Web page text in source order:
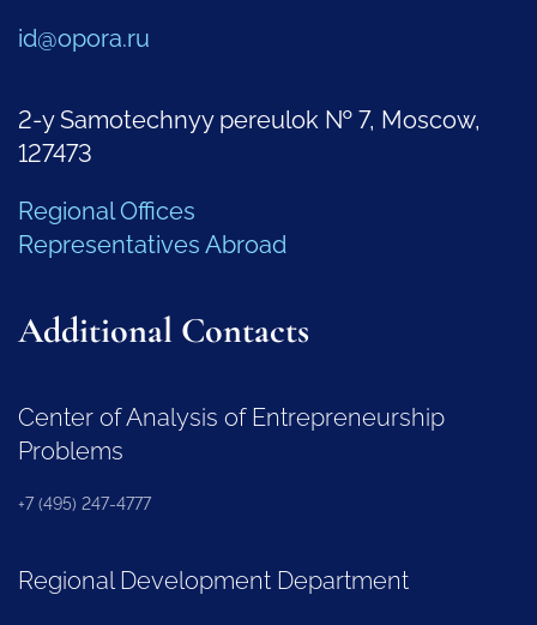
id@opora.ru
2-y Samotechnyy pereulok № 7, Moscow,
127473
Regional Offices
Representatives Abroad
Additional Contacts
Center of Analysis of Entrepreneurship
Problems
+7 (495) 247-4777
Regional Development Department